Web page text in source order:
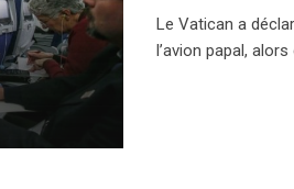
Le Vatican a
l’avion papal,